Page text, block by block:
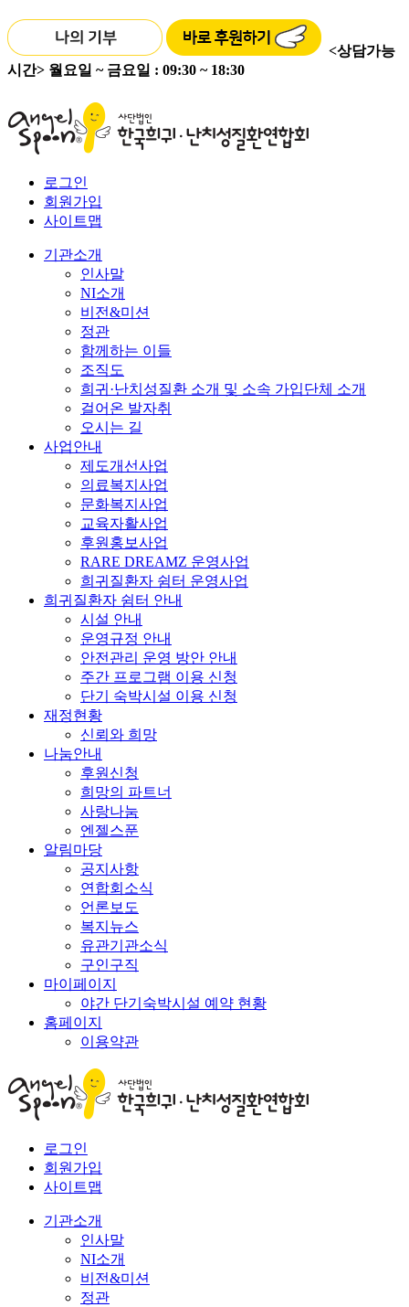
<상담가능
시간> 월요일 ~ 금요일 : 09:30 ~ 18:30
로그인
회원가입
사이트맵
기관소개
인사말
NI소개
비전&미션
정관
함께하는 이들
조직도
희귀·난치성질환 소개 및 소속 가입단체 소개
걸어온 발자취
오시는 길
사업안내
제도개선사업
의료복지사업
문화복지사업
교육자활사업
후원홍보사업
RARE DREAMZ 운영사업
희귀질환자 쉼터 운영사업
희귀질환자 쉼터 안내
시설 안내
운영규정 안내
안전관리 운영 방안 안내
주간 프로그램 이용 신청
단기 숙박시설 이용 신청
재정현황
신뢰와 희망
나눔안내
후원신청
희망의 파트너
사랑나눔
엔젤스푼
알림마당
공지사항
연합회소식
언론보도
복지뉴스
유관기관소식
구인구직
마이페이지
야간 단기숙박시설 예약 현황
홈페이지
이용약관
로그인
회원가입
사이트맵
기관소개
인사말
NI소개
비전&미션
정관